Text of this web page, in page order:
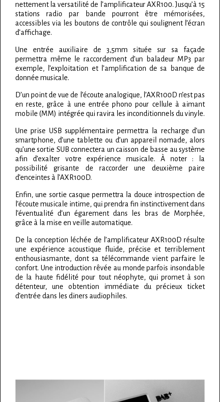
nettement la versatilité de l’amplificateur AXR100. Jusqu’à 15
stations radio par bande pourront être mémorisées,
accessibles via les boutons de contrôle qui soulignent l’écran
d’affichage.
Une entrée auxiliaire de 3,5mm située sur sa façade
permettra même le raccordement d’un baladeur MP3 par
exemple, l’exploitation et l’amplification de sa banque de
donnée musicale.
D’un point de vue de l’écoute analogique, l’AXR100D n’est pas
en reste, grâce à une entrée phono pour cellule à aimant
mobile (MM) intégrée qui ravira les inconditionnels du vinyle.
Une prise USB supplémentaire permettra la recharge d’un
smartphone, d’une tablette ou d’un appareil nomade, alors
qu’une sortie SUB connectera un caisson de basse au système
afin d’exalter votre expérience musicale. À noter : la
possibilité grisante de raccorder une deuxième paire
d’enceintes à l’AXR100D.
Enfin, une sortie casque permettra la douce introspection de
l’écoute musicale intime, qui prendra fin instinctivement dans
l’éventualité d’un égarement dans les bras de Morphée,
grâce à la mise en veille automatique.
De la conception léchée de l’amplificateur AXR100D résulte
une expérience acoustique fluide, précise et terriblement
enthousiasmante, dont sa télécommande vient parfaire le
confort. Une introduction rêvée au monde parfois insondable
de la haute fidélité pour tout néophyte, qui promet à son
détenteur, une obtention immédiate du précieux ticket
d’entrée dans les diners audiophiles.